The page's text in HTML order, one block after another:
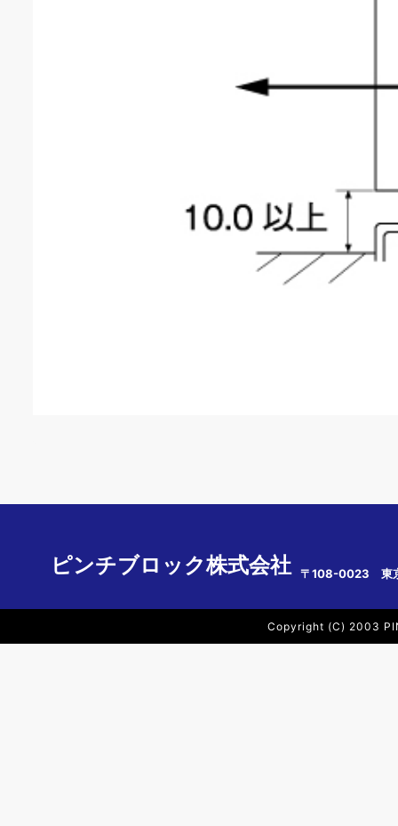
ピンチブロック株式会社 〒108-0023 東
Copyright (C) 2003